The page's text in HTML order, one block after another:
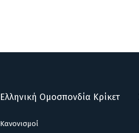
Ελληνική Ομοσπονδία Κρίκετ
Κανονισμοί